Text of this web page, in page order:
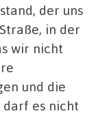
der uns
in der
wir nicht
und die
es nicht